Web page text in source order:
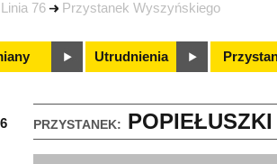
Linia 76 Przystanek Wyszyńskiego
Utrudnienia
PRZYSTANEK: